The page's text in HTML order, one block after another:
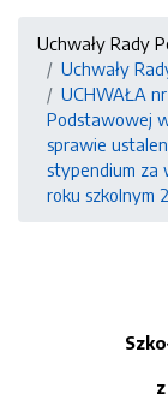
Uchwały Rady
Uchwały
UCHWAŁA
Podstawowej
sprawie
stypendium za
roku szkolnym